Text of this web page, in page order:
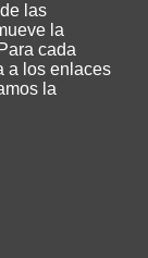
las
la
cada
a los enlaces
la